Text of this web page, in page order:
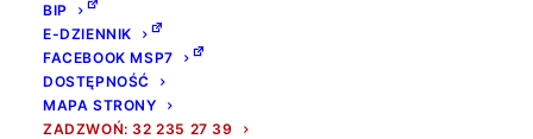
BIP
E-DZIENNIK
FACEBOOK MSP7
DOSTĘPNOŚĆ
MAPA STRONY
ZADZWOŃ: 32 235 27 39